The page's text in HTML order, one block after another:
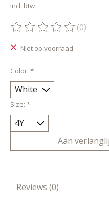
Incl. btw
De beoordeling van dit
(0)
Niet op voorraad
Color: *
Size: *
Aan
Reviews (0)